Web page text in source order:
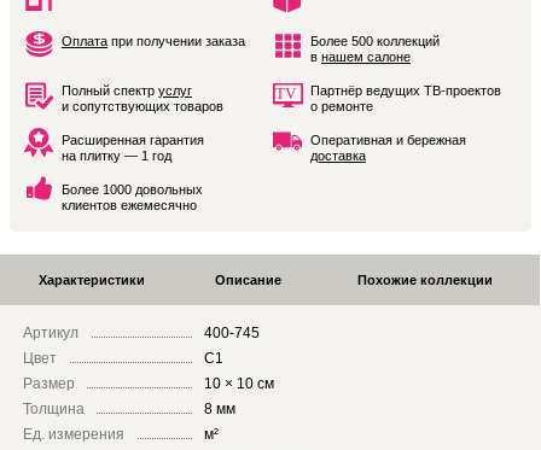
Оплата при получении заказа
Более 500 коллекций
в нашем салоне
Полный спектр услуг
и сопутствующих товаров
Партнёр ведущих ТВ-проектов
о ремонте
Расширенная гарантия
на плитку — 1 год
Оперативная и бережная
доставка
Более 1000 довольных
клиентов ежемесячно
Характеристики Описание Похожие коллекции
Артикул
400-745
Цвет
C1
Размер
10 × 10 см
Толщина
8 мм
Ед. измерения
м²